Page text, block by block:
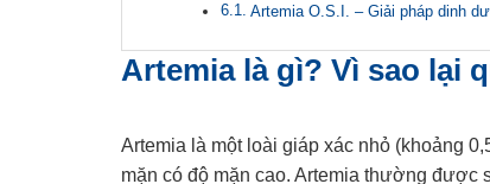
Artemia O.S.I. – Giải pháp dinh
Artemia là gì? Vì sao lại
Artemia là một loài giáp xác nhỏ (khoảng
mặn có độ mặn cao. Artemia thường được